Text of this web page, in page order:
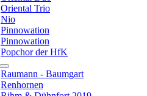
Oriental Trio
Nio
Pinnowation
Pinnowation
Popchor der HfK
Raumann - Baumgart
Renhornen